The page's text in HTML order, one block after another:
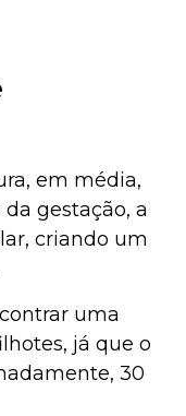
em média,
gestação, a
criando um
uma
já que o
30